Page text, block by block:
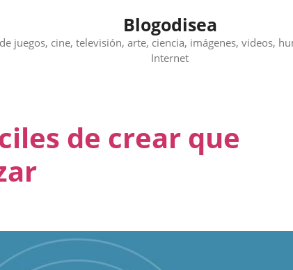
Blogodisea
juegos, cine, televisión, arte, ciencia, imágenes, videos,
Internet
de crear que